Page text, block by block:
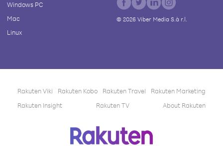
Windows PC
Mac
Linux
© 2026Viber Media S.à r.l.
Rakuten Viki Rakuten Kobo Rakuten Travel
Rakuten Marketing
Rakuten Insight
Rakuten TV About Rakuten